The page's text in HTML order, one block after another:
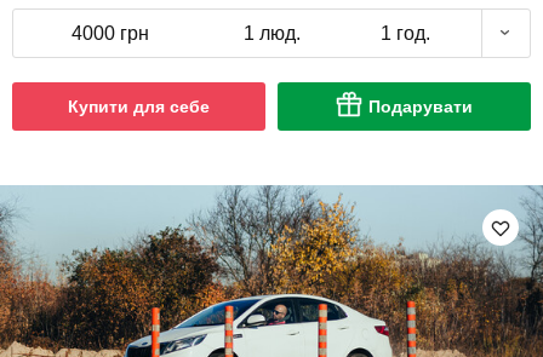
4000 грн 1 люд. 1 год.
Купити для себе Подарувати